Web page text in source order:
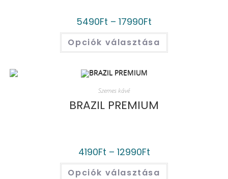
5490Ft – 17990Ft
Opciók választása
Szemes kávé
BRAZIL PREMIUM
4190Ft – 12990Ft
Opciók választása